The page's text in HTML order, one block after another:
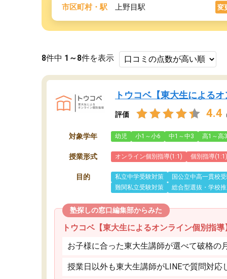
市区町村・駅 上野目駅 変
8件中 1～8件を表示
トウコベ【東大生による
評価 4.4
対象学年 幼児 小1～小6 中1～中3 高1～高3
授業形式 オンライン個別指導(1:1) 個別指導(1:1)
目的 私立中学受験対策
国公立中高一貫校
難関私立受験対策
総合型選抜・学校
塾探しの窓口編集部からみた
トウコベ【東大生によるオンライン個別指
お子様に合った東大生講師が選べて破格の
授業日以外も東大生講師がLINEで質問対応